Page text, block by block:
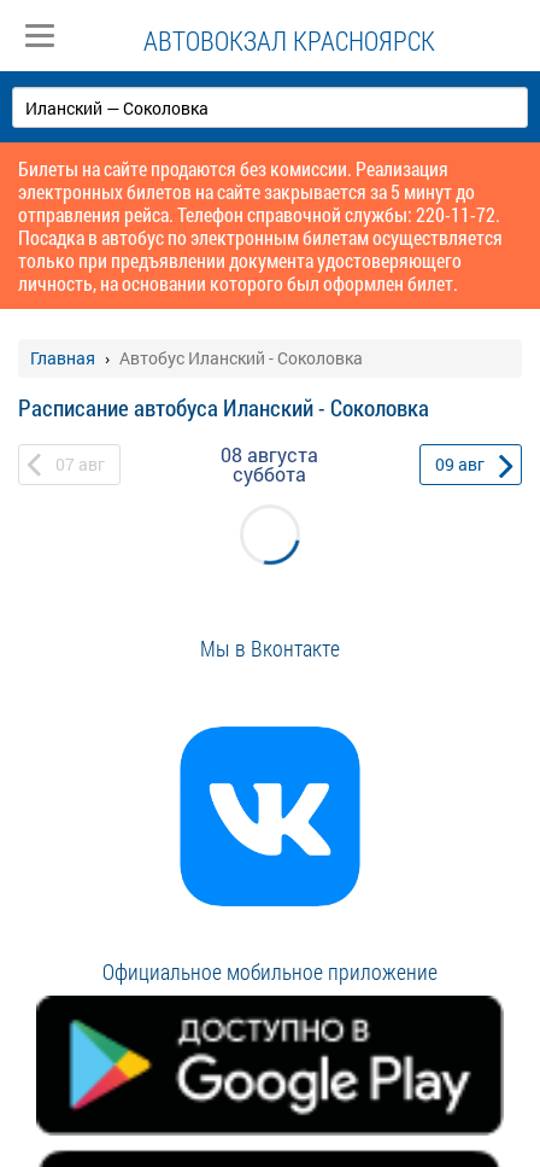
АВТОВОКЗАЛ КРАСНОЯРСК
Билеты на сайте продаются без комиссии. Реализация
электронных билетов на сайте закрывается за 5 минут до
отправления рейса. Телефон справочной службы: 220-11-72.
Посадка в автобус по электронным билетам осуществляется
только при предъявлении документа удостоверяющего
личность, на основании которого был оформлен билет.
Главная Автобус Иланский - Соколовка
Расписание автобуса Иланский - Соколовка
07 авг 08 августа
суббота 09 авг
Мы в Вконтакте
Официальное мобильное приложение